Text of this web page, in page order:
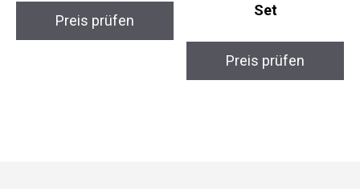
Preis prüfen
Set
Preis prüfen